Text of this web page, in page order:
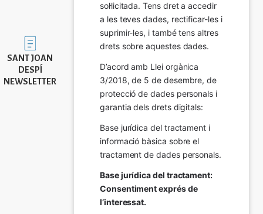
Imatge
SANT JOAN
DESPÍ
NEWSLETTER
sol·licitada. Tens dret a accedir
a les teves dades, rectificar-les i
suprimir-les, i també tens altres
drets sobre aquestes dades.
D’acord amb Llei orgànica
3/2018, de 5 de desembre, de
protecció de dades personals i
garantia dels drets digitals:
Base jurídica del tractament i
informació bàsica sobre el
tractament de dades personals.
Base jurídica del tractament:
Consentiment exprés de
l’interessat.